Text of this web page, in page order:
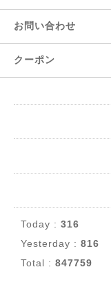
お問い合わせ
クーポン
Today : 316
Yesterday : 816
Total : 847759